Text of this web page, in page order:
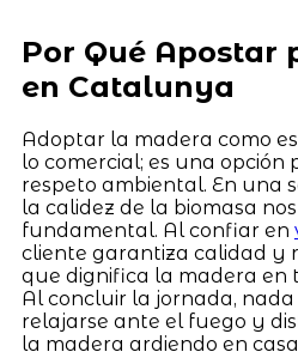
Por Qué Apostar
en Catalunya
Adoptar la madera como
lo comercial; es una opción
respeto ambiental. En una
la calidez de la biomasa
fundamental. Al confiar en
cliente garantiza calidad y
que dignifica la madera en
Al concluir la jornada,
relajarse ante el fuego y
la madera ardiendo en